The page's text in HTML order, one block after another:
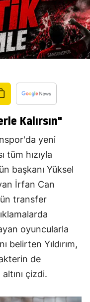
Kalırsın"
yeni
tüm hızıyla
başkanı Yüksel
İrfan Can
transfer
oyuncularla
belirten Yıldırım,
de
çizdi.